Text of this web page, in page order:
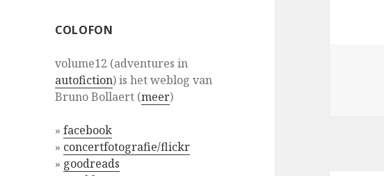
COLOFON
volume12 (adventures in
autofiction) is het weblog van
Bruno Bollaert (meer)
»facebook
» concertfotografie/flickr
» goodreads